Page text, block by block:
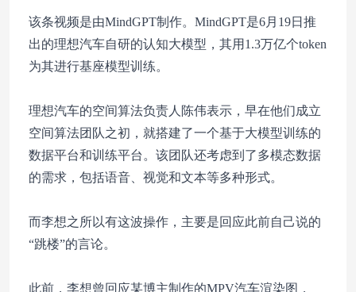
该条视频是由MindGPT制作。MindGPT是6月19日推
出的理想汽车自研的认知大模型，其用1.3万亿个token
为其进行基座模型训练。
理想汽车的空间算法负责人陈伟表示，早在他们成立
空间算法团队之初，就搭建了一个基于大模型训练的
数据平台和训练平台。该团队还考虑到了多模态数据
的需求，包括语音、视觉和文本等多种形式。
而李想之所以有这波操作，主要是回应此前自己说的
“跳楼”的言论。
此前，李想曾回应某博主制作的MPV汽车渲染图，